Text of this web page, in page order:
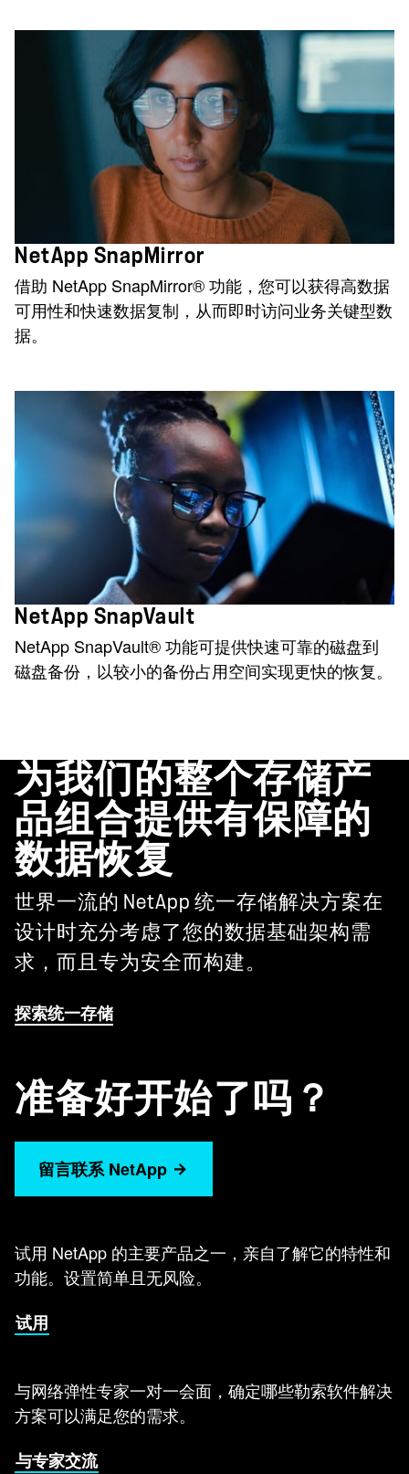
NetApp SnapMirror
借助 NetApp SnapMirror® 功能，您可以获得高数据
可用性和快速数据复制，从而即时访问业务关键型数
据。
NetApp SnapVault
NetApp SnapVault® 功能可提供快速可靠的磁盘到
磁盘备份，以较小的备份占用空间实现更快的恢复。
为我们的整个存储产
品组合提供有保障的
数据恢复
世界一流的 NetApp 统一存储解决方案在
设计时充分考虑了您的数据基础架构需
求，而且专为安全而构建。
探索统一存储
准备好开始了吗？
留言联系 NetApp
试用 NetApp 的主要产品之一，亲自了解它的特性和
功能。设置简单且无风险。
试用
与网络弹性专家一对一会面，确定哪些勒索软件解决
方案可以满足您的需求。
与专家交流